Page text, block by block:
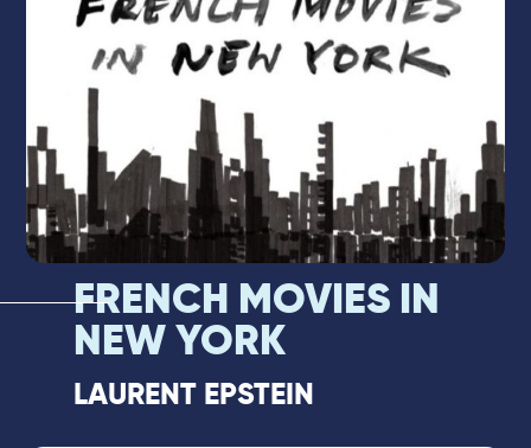
Laurent Epstein est lancé, et il souhaite
enregistrer l‘album à New York, se nourrir de
ce terreau inépuisable, s’abreuver au plus
près de la source.
FRENCH MOVIES IN
NEW YORK
LAURENT EPSTEIN